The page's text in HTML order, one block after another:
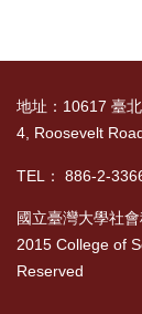
地址：10617 臺
4, Roosevelt
TEL： 886-2-
國立臺灣大學社
2015 College of
Reserved